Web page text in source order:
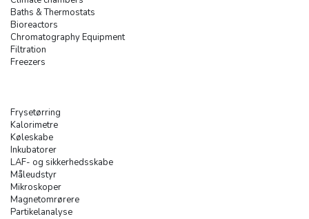
Baths & Thermostats
Bioreactors
Chromatography Equipment
Filtration
Freezers
Frysetørring
Kalorimetre
Køleskabe
Inkubatorer
LAF- og sikkerhedsskabe
Måleudstyr
Mikroskoper
Magnetomrørere
Partikelanalyse